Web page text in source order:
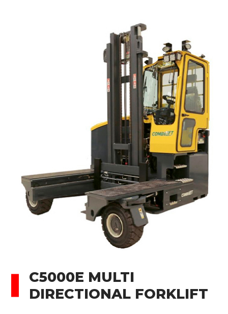
C5000E MULTI
DIRECTIONAL FORKLIFT